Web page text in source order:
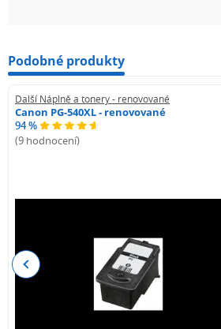
Podobné produkty
Další Náplně a tonery - renovované
Canon PG-540XL - renovované
94 %
(9 hodnocení)
Previous